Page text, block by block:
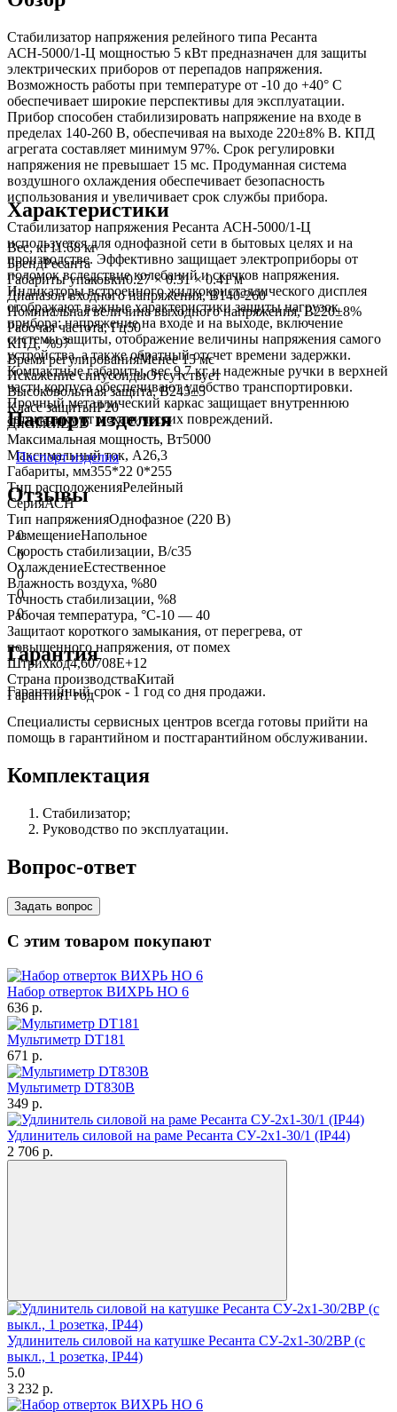
Стабилизатор напряжения релейного типа Ресанта
АСН-5000/1-Ц мощностью 5 кВт предназначен для защиты
электрических приборов от перепадов напряжения.
Возможность работы при температуре от -10 до +40° C
обеспечивает широкие перспективы для эксплуатации.
Прибор способен стабилизировать напряжение на входе в
пределах 140-260 В, обеспечивая на выходе 220±8% В. КПД
агрегата составляет минимум 97%. Срок регулировки
напряжения не превышает 15 мс. Продуманная система
воздушного охлаждения обеспечивает безопасность
использования и увеличивает срок службы прибора.
Стабилизатор напряжения Ресанта АСН-5000/1-Ц
используется для однофазной сети в бытовых целях и на
производстве. Эффективно защищает электроприборы от
поломок вследствие колебаний и скачков напряжения.
Индикаторы встроенного жидкокристаллического дисплея
отображают важные характеристики защиты нагрузок
прибора: напряжение на входе и на выходе, включение
системы защиты, отображение величины напряжения самого
устройства, а также обратный отсчет времени задержки.
Компактные габариты, вес 9,7 кг и надежные ручки в верхней
части корпуса обеспечивают удобство транспортировки.
Прочный металлический каркас защищает внутреннюю
автоматику от механических повреждений.
Характеристики
Вес, кг11.68 кг
БрендРесанта
Габариты упаковки0.27 × 0.31 × 0.41 м
Диапазон входного напряжения, В140-260
Номинальная величина выходного напряжения, В220±8%
Рабочая частота, Гц50
КПД, %97
Время регулированияМенее 15 мс
Искажение синусоидыОтсутствует
Высоковольтная защита, В245±5
Класс защитыIP20
ДисплейLCD
Максимальная мощность, Вт5000
Максимальный ток, А26,3
Габариты, мм355*22 0*255
Тип расположенияРелейный
СерияАСН
Тип напряженияОднофазное (220 В)
РазмещениеНапольное
Скорость стабилизации, В/с35
ОхлаждениеЕстественное
Влажность воздуха, %80
Точность стабилизации, %8
Рабочая температура, °C-10 — 40
Защитаот короткого замыкания, от перегрева, от
повышенного напряжения, от помех
Штрихкод4,60708E+12
Страна производстваКитай
Гарантия1 год
Паспорт изделия
Паспорт изделия
Отзывы
0
0
0
0
0
Гарантия
Гарантийный срок - 1 год со дня продажи.
Специалисты сервисных центров всегда готовы прийти на
помощь в гарантийном и постгарантийном обслуживании.
Комплектация
Стабилизатор;
Руководство по эксплуатации.
Вопрос-ответ
Задать вопрос
С этим товаром покупают
Набор отверток ВИХРЬ НО 6
636 p.
Мультиметр DT181
671 p.
Мультиметр DT830B
349 p.
Удлинитель силовой на раме Ресанта СУ-2х1-30/1 (IP44)
2 706 p.
Удлинитель силовой на катушке Ресанта СУ-2х1-30/2ВР (с
выкл., 1 розетка, IP44)
5.0
3 232 p.